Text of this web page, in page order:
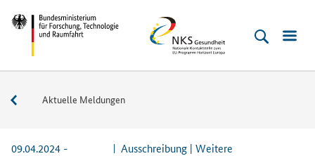
Direkt
zum
Inhalt
(Eingabetaste)
Direkt
zum
Hauptmenu
(Eingabetaste)
Direkt
zur
Suche
(Eingabetaste)
Direkt
zur
Fußleiste
(Enter)
Bundesministerium
und
NKS
Gesundheit
Service
Aktuelle Meldungen
09.04.2024 -
Ausschreibung | Weitere